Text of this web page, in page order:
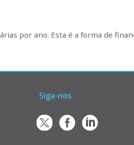
por ano. Esta é a forma de
Siga-nos